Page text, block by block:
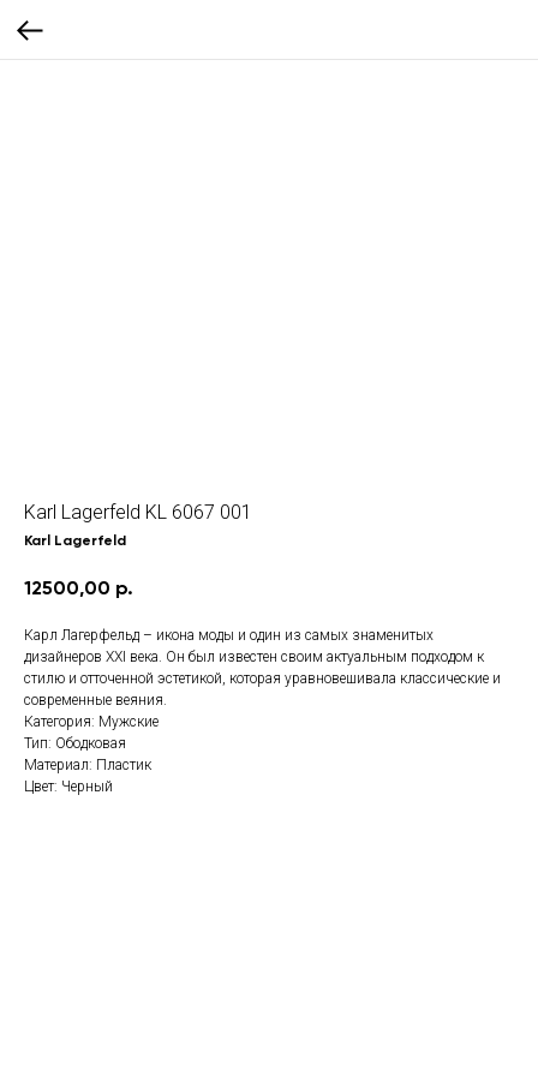
Karl Lagerfeld KL 6067 001
Karl Lagerfeld
12500,00 р.
Карл Лагерфельд – икона моды и один из самых знаменитых
дизайнеров XXI века. Он был известен своим актуальным подходом к
стилю и отточенной эстетикой, которая уравновешивала классические и
современные веяния.
Категория: Мужские
Тип: Ободковая
Материал: Пластик
Цвет: Черный